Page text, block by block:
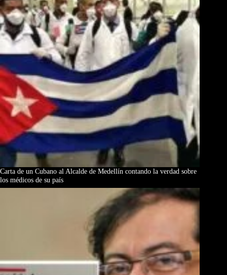
Carta de un Cubano al Alcalde de Medellín contando la verdad sobre
los médicos de su país